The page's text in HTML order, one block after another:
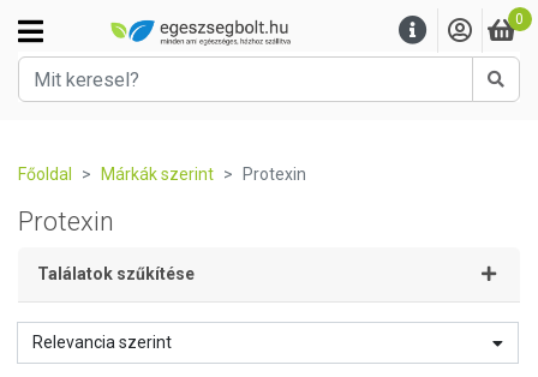
0
Főoldal Márkák szerint Protexin
Protexin
Találatok szűkítése
Relevancia szerint